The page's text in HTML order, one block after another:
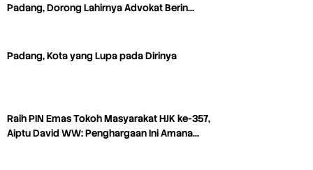
Padang, Dorong Lahirnya Advokat Berin…
Padang, Kota yang Lupa pada Dirinya
Raih PIN Emas Tokoh Masyarakat HJK ke-357,
Aiptu David WW: Penghargaan Ini Amana…